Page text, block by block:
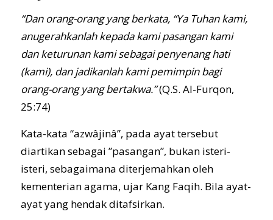
“Dan orang-orang yang berkata, “Ya Tuhan kami,
anugerahkanlah kepada kami pasangan kami
dan keturunan kami sebagai penyenang hati
(kami), dan jadikanlah kami pemimpin bagi
orang-orang yang bertakwa.”(Q.S. Al-Furqon,
25:74)
Kata-kata “azwâjinâ”, pada ayat tersebut
diartikan sebagai ”pasangan”, bukan isteri-
isteri, sebagaimana diterjemahkan oleh
kementerian agama, ujar Kang Faqih. Bila ayat-
ayat yang hendak ditafsirkan.